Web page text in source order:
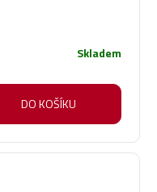
Skladem
DO KOŠÍKU